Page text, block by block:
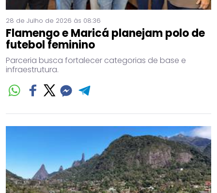
28 de Julho de 2026 às 08:36
Flamengo e Maricá planejam polo de
futebol feminino
Parceria busca fortalecer categorias de base e
infraestrutura.